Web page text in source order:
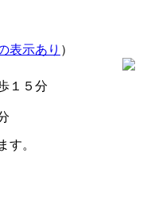
表示あり ）
１５分
す。